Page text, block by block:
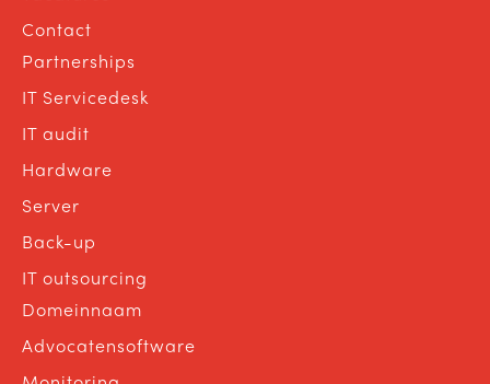
Contact
Partnerships
IT Servicedesk
IT audit
Hardware
Server
Back-up
IT outsourcing
Domeinnaam
Advocatensoftware